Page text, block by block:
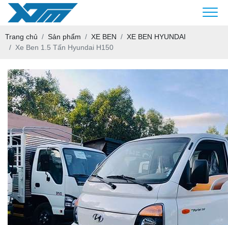
Trang chủ Sản phẩm XE BEN
XE BEN HYUNDAI
Xe Ben 1.5 Tấn Hyundai H150